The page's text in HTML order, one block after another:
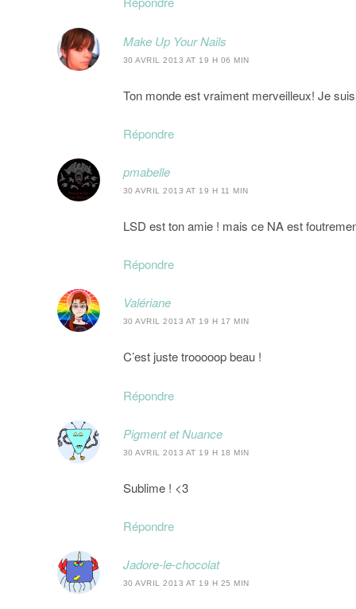
Make Up Your Nails
30 AVRIL 2013 AT 19 H 06 MIN
Ton monde est vraiment merveilleux! Je
Répondre
pmabelle
30 AVRIL 2013 AT 19 H 11 MIN
LSD est ton amie ! mais ce NA est
Répondre
Valériane
30 AVRIL 2013 AT 19 H 17 MIN
C’est juste trooooop beau !
Répondre
Pigment et Nuance
30 AVRIL 2013 AT 19 H 18 MIN
Sublime ! <3
Répondre
Jadore-le-chocolat
30 AVRIL 2013 AT 19 H 25 MIN